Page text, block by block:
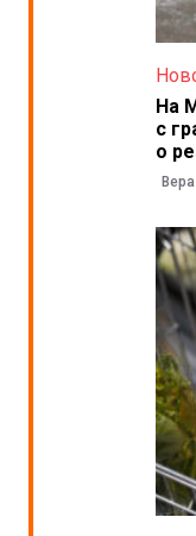
На
с
о